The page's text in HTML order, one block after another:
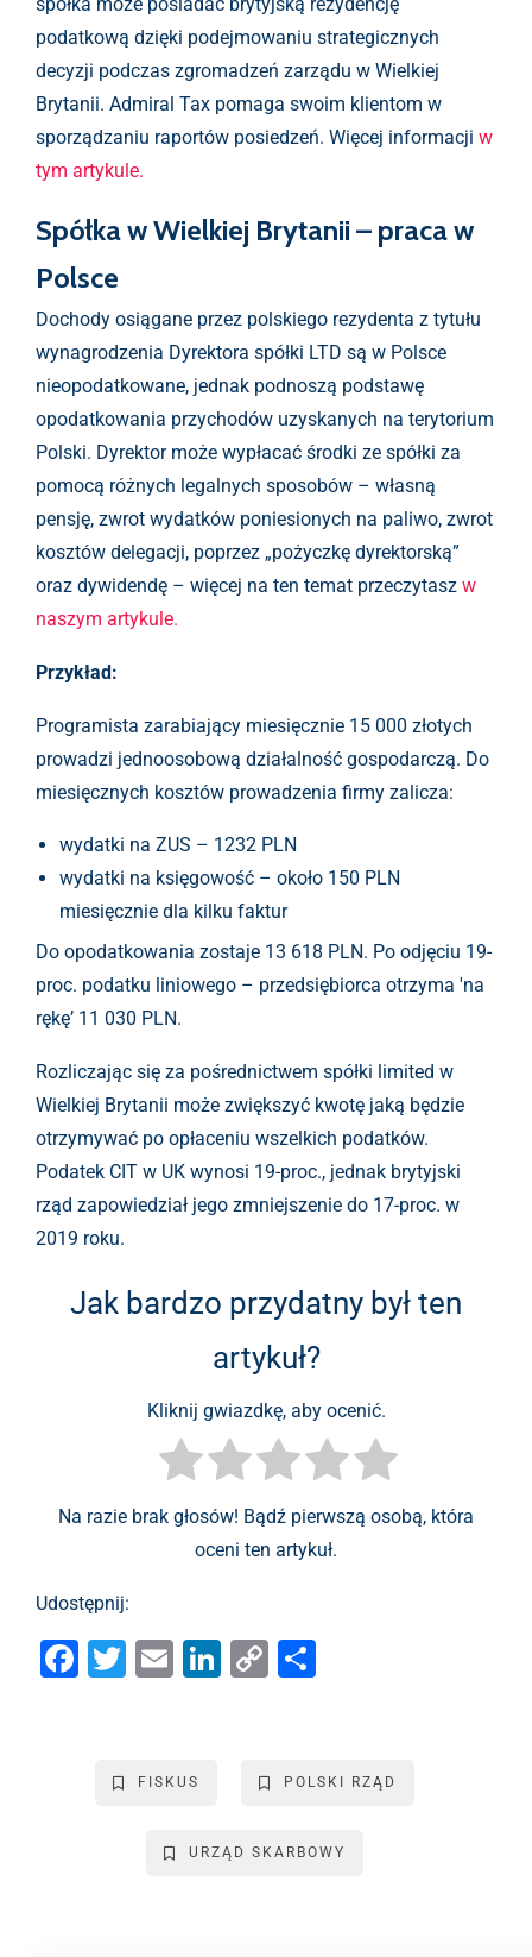
podatkową dzięki podejmowaniu strategicznych
decyzji podczas zgromadzeń zarządu w Wielkiej
Brytanii. Admiral Tax pomaga swoim klientom w
sporządzaniu raportów posiedzeń. Więcej informacji w
tym artykule.
Spółka w Wielkiej Brytanii – praca w
Polsce
Dochody osiągane przez polskiego rezydenta z tytułu
wynagrodzenia Dyrektora spółki LTD są w Polsce
nieopodatkowane, jednak podnoszą podstawę
opodatkowania przychodów uzyskanych na terytorium
Polski. Dyrektor może wypłacać środki ze spółki za
pomocą różnych legalnych sposobów – własną
pensję, zwrot wydatków poniesionych na paliwo, zwrot
kosztów delegacji, poprzez „pożyczkę dyrektorską”
oraz dywidendę – więcej na ten temat przeczytasz w
naszym artykule.
Przykład:
Programista zarabiający miesięcznie 15 000 złotych
prowadzi jednoosobową działalność gospodarczą. Do
miesięcznych kosztów prowadzenia firmy zalicza:
wydatki na ZUS – 1232 PLN
wydatki na księgowość – około 150 PLN
miesięcznie dla kilku faktur
Do opodatkowania zostaje 13 618 PLN. Po odjęciu 19-
proc. podatku liniowego – przedsiębiorca otrzyma 'na
rękę’ 11 030 PLN.
Rozliczając się za pośrednictwem spółki limited w
Wielkiej Brytanii może zwiększyć kwotę jaką będzie
otrzymywać po opłaceniu wszelkich podatków.
Podatek CIT w UK wynosi 19-proc., jednak brytyjski
rząd zapowiedział jego zmniejszenie do 17-proc. w
2019 roku.
Jak bardzo przydatny był ten
artykuł?
Kliknij gwiazdkę, aby ocenić.
Na razie brak głosów! Bądź pierwszą osobą, która
oceni ten artykuł.
Udostępnij:
F
T
er
E
l
Li
n
C
y
n
e
FISKUS POLSKI RZĄD
URZĄD SKARBOWY